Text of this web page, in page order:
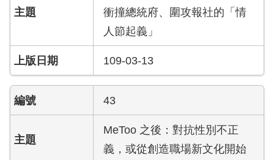
園
政
府
訊
公
衝撞總統府、圍攻報社的「情
人節起義」
109-03-13
43
MeToo 之後：對抗性別不正
義，或從創造職場新文化開始